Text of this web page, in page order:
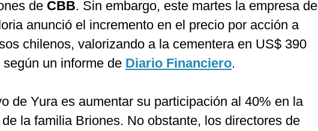
de CBB. Sin embargo, este martes la empresa de
anunció el incremento en el precio por acción a
chilenos, valorizando a la cementera en US$ 390
un informe de Diario Financiero.
de Yura es aumentar su participación al 40% en la
la familia Briones. No obstante, los directores de